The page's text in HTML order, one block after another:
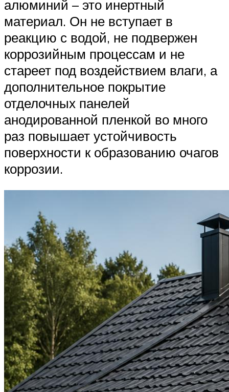
алюминий – это инертный
материал. Он не вступает в
реакцию с водой, не подвержен
коррозийным процессам и не
стареет под воздействием влаги, а
дополнительное покрытие
отделочных панелей
анодированной пленкой во много
раз повышает устойчивость
поверхности к образованию очагов
коррозии.